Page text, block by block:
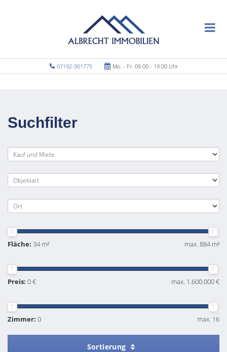
07192-901775 Mo. - Fr. 09.00 - 19.00 Uhr
Suchfilter
Fläche: 34 m² max. 884 m²
Preis: 0 € max. 1.600.000 €
Zimmer: 0 max. 16
Sortierung